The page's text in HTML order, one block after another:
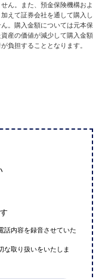
ん。また、預金保険機構およ
えて証券会社を通して購入し
。購入金額については元本保
産の価値が減少して購入金額
負担することとなります。
話内容を録音させていた
な取り扱いをいたしま